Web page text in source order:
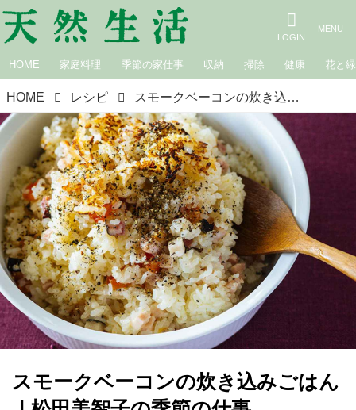
HOME 家庭料理 季節の家仕事 収納 掃除 健康 花と緑
HOME レシピ スモークベーコンの炊き込みごはん｜松田美智子の季節の仕事
スモークベーコンの炊き込みごはん